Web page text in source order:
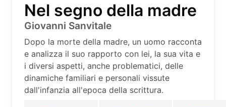
Nel segno della madre
Giovanni Sanvitale
Dopo la morte della madre, un uomo racconta
e analizza il suo rapporto con lei, la sua vita e
i diversi aspetti, anche problematici, delle
dinamiche familiari e personali vissute
dall'infanzia all'epoca della scrittura.